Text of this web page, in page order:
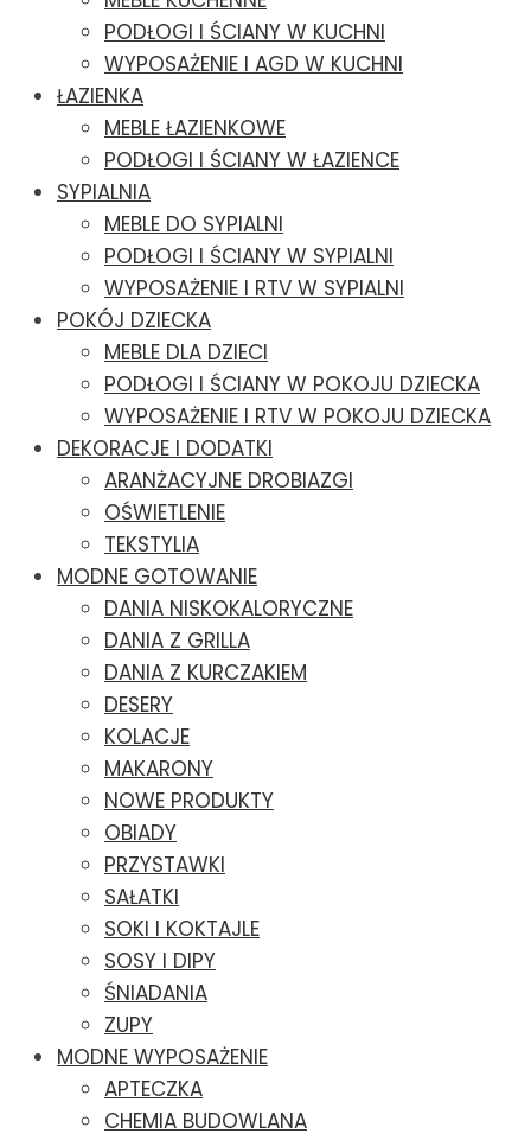
PODŁOGI I ŚCIANY W KUCHNI
WYPOSAŻENIE I AGD W KUCHNI
ŁAZIENKA
MEBLE ŁAZIENKOWE
PODŁOGI I ŚCIANY W ŁAZIENCE
SYPIALNIA
MEBLE DO SYPIALNI
PODŁOGI I ŚCIANY W SYPIALNI
WYPOSAŻENIE I RTV W SYPIALNI
POKÓJ DZIECKA
MEBLE DLA DZIECI
PODŁOGI I ŚCIANY W POKOJU DZIECKA
WYPOSAŻENIE I RTV W POKOJU DZIECKA
DEKORACJE I DODATKI
ARANŻACYJNE DROBIAZGI
OŚWIETLENIE
TEKSTYLIA
MODNE GOTOWANIE
DANIA NISKOKALORYCZNE
DANIA Z GRILLA
DANIA Z KURCZAKIEM
DESERY
KOLACJE
MAKARONY
NOWE PRODUKTY
OBIADY
PRZYSTAWKI
SAŁATKI
SOKI I KOKTAJLE
SOSY I DIPY
ŚNIADANIA
ZUPY
MODNE WYPOSAŻENIE
APTECZKA
CHEMIA BUDOWLANA